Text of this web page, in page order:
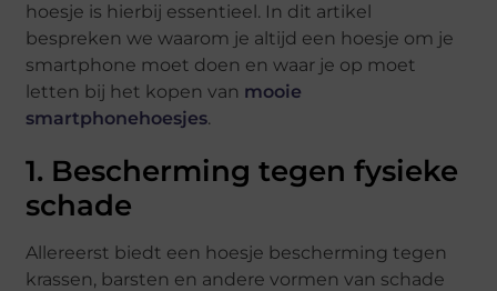
hoesje is hierbij essentieel. In dit artikel
bespreken we waarom je altijd een hoesje om je
smartphone moet doen en waar je op moet
letten bij het kopen van mooie
smartphonehoesjes.
1. Bescherming tegen fysieke
schade
Allereerst biedt een hoesje bescherming tegen
krassen, barsten en andere vormen van schade